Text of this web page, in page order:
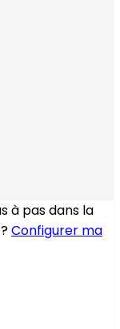
à pas dans la
Configurer ma